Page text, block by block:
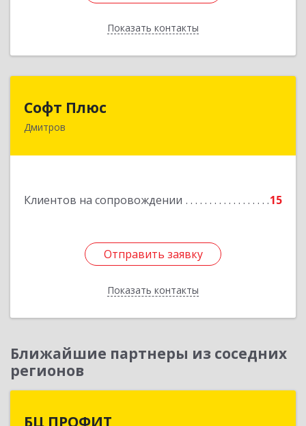
Показать контакты
Назад
Софт Плюс
Дмитров
Клиентов на сопровождении 15
Отправить заявку
Показать контакты
141851, Московская обл, г.о. Дмитровский,
Отправить заявку
Назад
Ближайшие партнеры из соседних
регионов
БЦ ПРОФИТ